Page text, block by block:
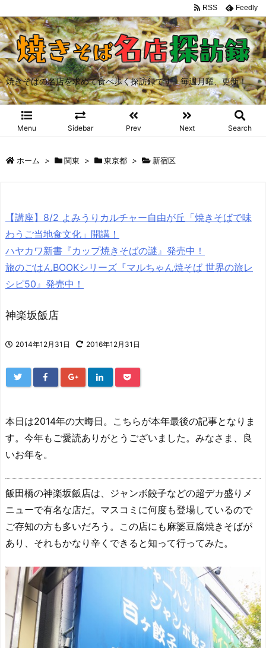
焼きそばの名店を求めて食べ歩く探訪録です。毎週月曜、更新！
Menu Sidebar Prev Next Search
RSS Feedly
ホーム > 関東 > 東京都 > 新宿区
【講座】8/2 よみうりカルチャー自由が丘「焼きそばで味
わうご当地食文化」開講！
ハヤカワ新書『カップ焼きそばの謎』発売中！
旅のごはんBOOKシリーズ『マルちゃん焼そば 世界の旅レ
シピ50』発売中！
神楽坂飯店
2014年12月31日 2016年12月31日
本日は2014年の大晦日。こちらが本年最後の記事となりま
す。今年もご愛読ありがとうございました。みなさま、良
いお年を。
飯田橋の神楽坂飯店は、ジャンボ餃子などの超デカ盛りメ
ニューで有名な店だ。マスコミに何度も登場しているので
ご存知の方も多いだろう。この店にも麻婆豆腐焼きそばが
あり、それもかなり辛くできると知って行ってみた。